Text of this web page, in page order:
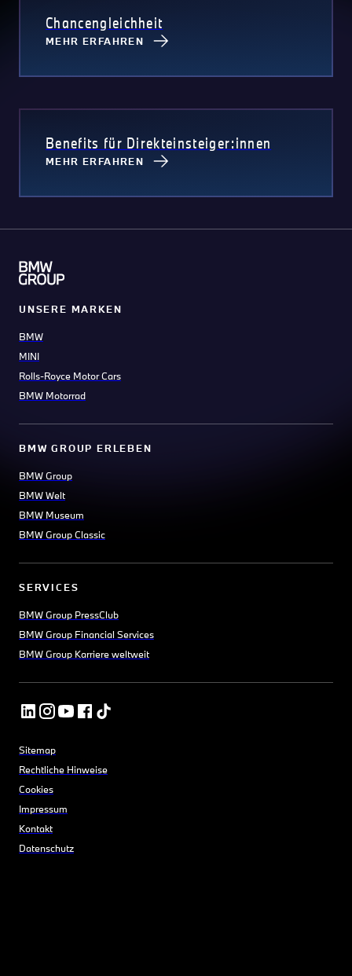
Chancengleichheit
MEHR ERFAHREN
Benefits für Direkteinsteiger:innen
MEHR ERFAHREN
UNSERE MARKEN
BMW
MINI
Rolls-Royce Motor Cars
BMW Motorrad
BMW GROUP ERLEBEN
BMW Group
BMW Welt
BMW Museum
BMW Group Classic
SERVICES
BMW Group PressClub
BMW Group Financial Services
BMW Group Karriere weltweit
Sitemap
Rechtliche Hinweise
Cookies
Impressum
Kontakt
Datenschutz